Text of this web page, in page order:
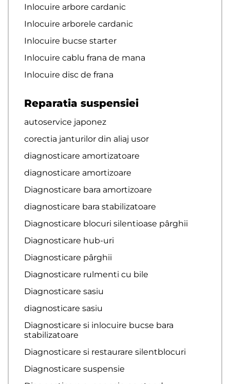
Inlocuire arbore cardanic
Inlocuire arborele cardanic
Inlocuire bucse starter
Inlocuire cablu frana de mana
Inlocuire disc de frana
Reparatia suspensiei
autoservice japonez
corectia janturilor din aliaj usor
diagnosticare amortizatoare
diagnosticare amortizoare
Diagnosticare bara amortizoare
diagnosticare bara stabilizatoare
Diagnosticare blocuri silentioase pârghii
Diagnosticare hub-uri
Diagnosticare pârghii
Diagnosticare rulmenti cu bile
Diagnosticare sasiu
diagnosticare sasiu
Diagnosticare si inlocuire bucse bara
stabilizatoare
Diagnosticare si restaurare silentblocuri
Diagnosticare suspensie